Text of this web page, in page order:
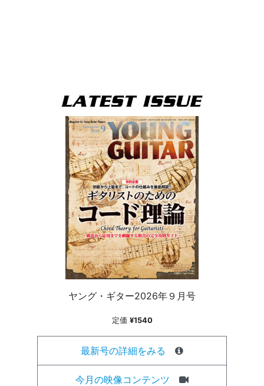
ヤング・ギター2026年９月号
定価 ¥1540
最新号の詳細をみる
今月の映像コンテンツ